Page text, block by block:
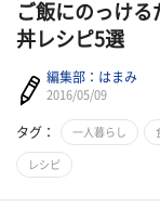
ご飯にのっけ
丼レシピ5選
編集部：はまみ
2016/05/09
タグ： 一人暮らし
レシピ